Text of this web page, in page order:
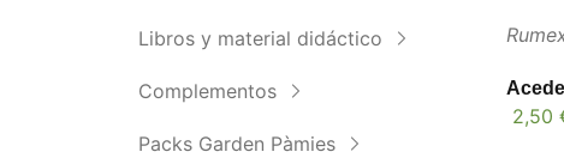
Libros y material didáctico
Complementos
Packs Garden Pàmies
2,50